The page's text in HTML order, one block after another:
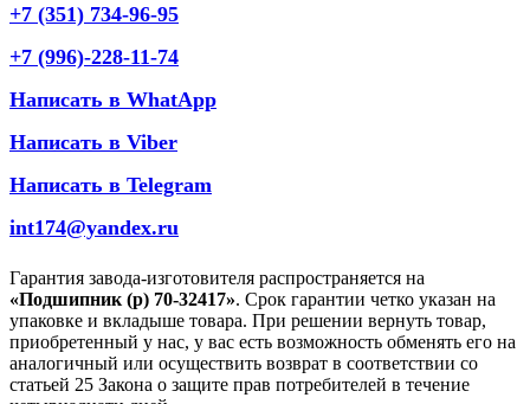
+7 (351) 734-96-95
+7 (996)-228-11-74
Написать в WhatApp
Написать в Viber
Написать в Telegram
int174@yandex.ru
Гарантия завода-изготовителя распространяется на
«Подшипник (р) 70-32417». Срок гарантии четко указан на
упаковке и вкладыше товара. При решении вернуть товар,
приобретенный у нас, у вас есть возможность обменять его на
аналогичный или осуществить возврат в соответствии со
статьей 25 Закона о защите прав потребителей в течение